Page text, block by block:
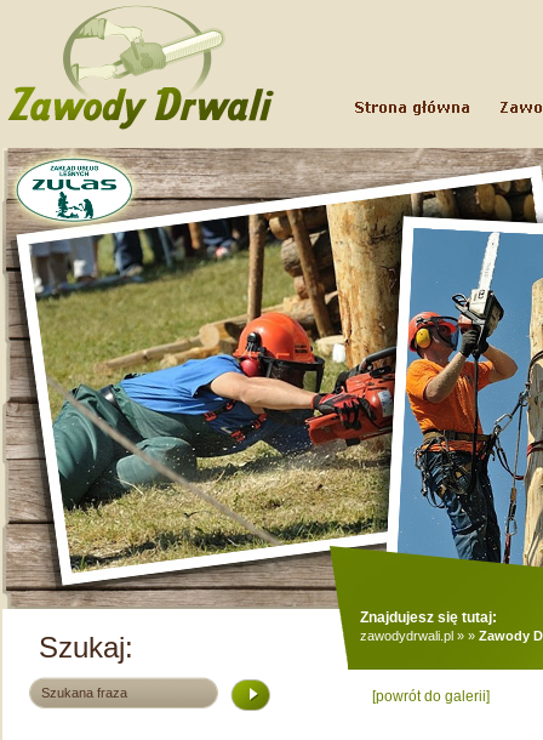
Szukaj:
Znajdujesz się tutaj:
zawodydrwali.pl » » Zawody
[powrót do galerii]